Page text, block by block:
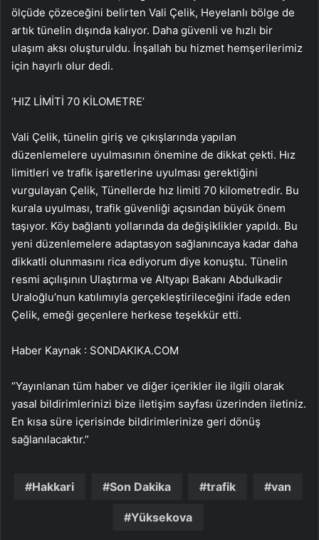
ölçüde çözeceğini belirten Vali Çelik, Heyelanlı bölge de
artık tünelin dışında kalıyor. Daha güvenli ve hızlı bir
ulaşım aksı oluşturuldu. İnşallah bu hizmet hemşerilerimiz
için hayırlı olur dedi.
‘HIZ LİMİTİ 70 KİLOMETRE’
Vali Çelik, tünelin giriş ve çıkışlarında yapılan
düzenlemelere uyulmasının önemine de dikkat çekti. Hız
limitleri ve trafik işaretlerine uyulması gerektiğini
vurgulayan Çelik, Tünellerde hız limiti 70 kilometredir. Bu
kurala uyulması, trafik güvenliği açısından büyük önem
taşıyor. Köy bağlantı yollarında da değişiklikler yapıldı. Bu
yeni düzenlemelere adaptasyon sağlanıncaya kadar daha
dikkatli olunmasını rica ediyorum diye konuştu. Tünelin
resmi açılışının Ulaştırma ve Altyapı Bakanı Abdulkadir
Uraloğlu’nun katılımıyla gerçekleştirileceğini ifade eden
Çelik, emeği geçenlere herkese teşekkür etti.
Haber Kaynak : SONDAKIKA.COM
“Yayınlanan tüm haber ve diğer içerikler ile ilgili olarak
yasal bildirimlerinizi bize iletişim sayfası üzerinden iletiniz.
En kısa süre içerisinde bildirimlerinize geri dönüş
sağlanılacaktır.”
Hakkari Son Dakika trafik van
Yüksekova